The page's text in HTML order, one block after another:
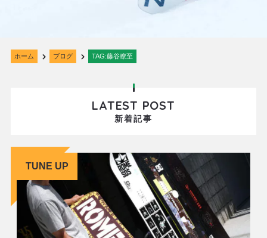
ホーム ブログ TAG:藤谷瞭至
LATEST POST
新着記事
TUNE UP